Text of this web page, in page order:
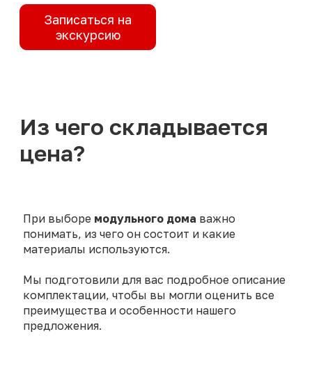
Записаться на
экскурсию
Из чего складывается
цена?
При выборе модульного дома важно
понимать, из чего он состоит и какие
материалы используются.
Мы подготовили для вас подробное описание
комплектации, чтобы вы могли оценить все
преимущества и особенности нашего
предложения.